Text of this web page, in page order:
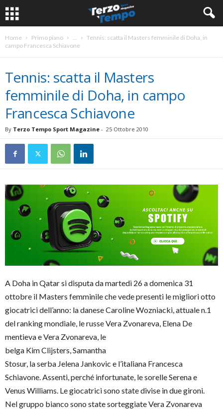
Home Primo piano ...
Tennis: scatta il Masters femminile di Doha, in
campo Francesca Schiavone
Tennis: scatta il Masters
femminile di Doha, in campo
Francesca Schiavone
By Terzo Tempo Sport Magazine - 25 Ottobre 2010
A Doha in Qatar si disputa da martedì 26 a domenica 31
ottobre il Masters femminile che vede presenti le migliori otto
giocatrici dell’anno: la danese Caroline Wozniacki, attuale n.1
del ranking mondiale, le russe Vera Zvonareva, Elena De
mentieva e Vera Zvonareva, le
belga Kim Clijsters, Samantha
Stosur, la serba Jelena Jankovic e l’italiana Francesca
Schiavone. Assenti, perché infortunate, le sorelle Serena e
Venus Williams. Le giocatrici sono state divise in due gironi.
Nel gruppo bianco sono state sorteggiate Vera Zvonareva